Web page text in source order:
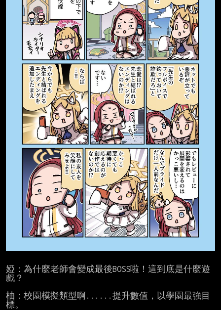
婭：為什麼老師會變成最後BOSS啦！這到底是什麼遊
戲？
柚：校園模擬類型啊......提升數值，以學園最強目
標。